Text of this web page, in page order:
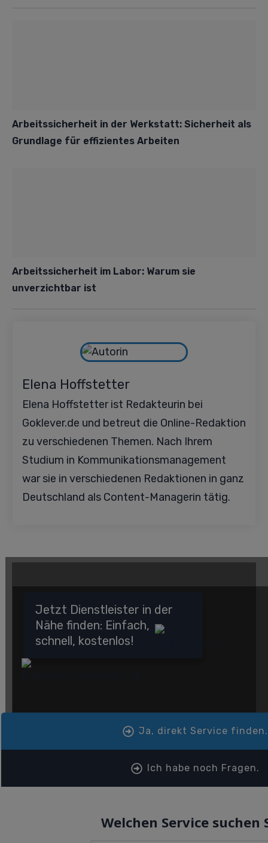
Arbeitssicherheit in der Werkstatt: Sicherheit als
Grundlage für effizientes Arbeiten
Arbeitssicherheit im Labor: Warum sie
unverzichtbar ist
Elena Hoffstetter
Elena Hoffstetter ist Redakteurin bei
Goklever.de und betreut die Online-Redaktion
zu verschiedenen Themen. Nach Ihrem
Studium in Kommunikationsmanagement
war sie in verschiedenen Redaktionen in ganz
Deutschland als Content-Managerin tätig.
Jetzt Dienstleister in der
Nähe finden: Einfach,
schnell, kostenlos!
Ja, direkt Service finden.
Ich habe noch Fragen.
Welchen Service suchen